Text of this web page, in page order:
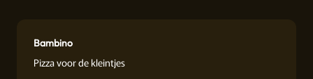
Bambino
Pizza voor de kleintjes